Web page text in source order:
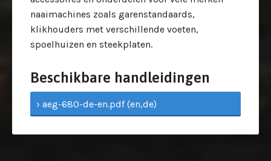
naaimachines zoals garenstandaards,
klikhouders met verschillende voeten,
spoelhuizen en steekplaten.
Beschikbare handleidingen
› aeg-680-de-en.pdf (en,de)